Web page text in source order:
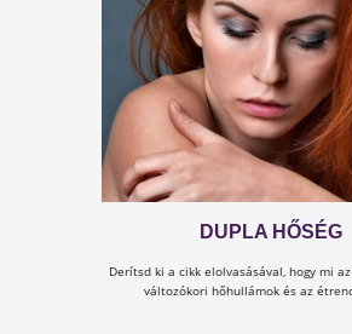
A
A rózsaszín szalag a